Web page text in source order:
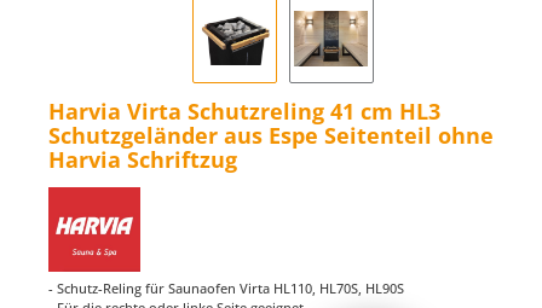
Harvia Virta Schutzreling 41 cm HL3
Schutzgeländer aus Espe Seitenteil ohne
Harvia Schriftzug
- Schutz-Reling für Saunaofen Virta HL110, HL70S, HL90S